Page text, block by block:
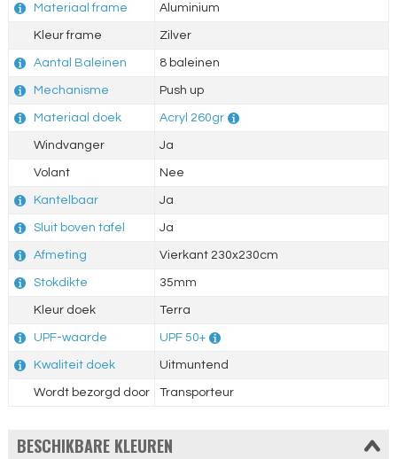
Materiaal frame Aluminium
Kleur frame Zilver
Aantal Baleinen 8 baleinen
Mechanisme Push up
Materiaal doek Acryl 260gr
Windvanger Ja
Volant Nee
Kantelbaar Ja
Sluit boven tafel Ja
Afmeting Vierkant 230x230cm
Stokdikte 35mm
Kleur doek Terra
UPF-waarde UPF 50+
Kwaliteit doek Uitmuntend
Wordt bezorgd door Transporteur
BESCHIKBARE KLEUREN